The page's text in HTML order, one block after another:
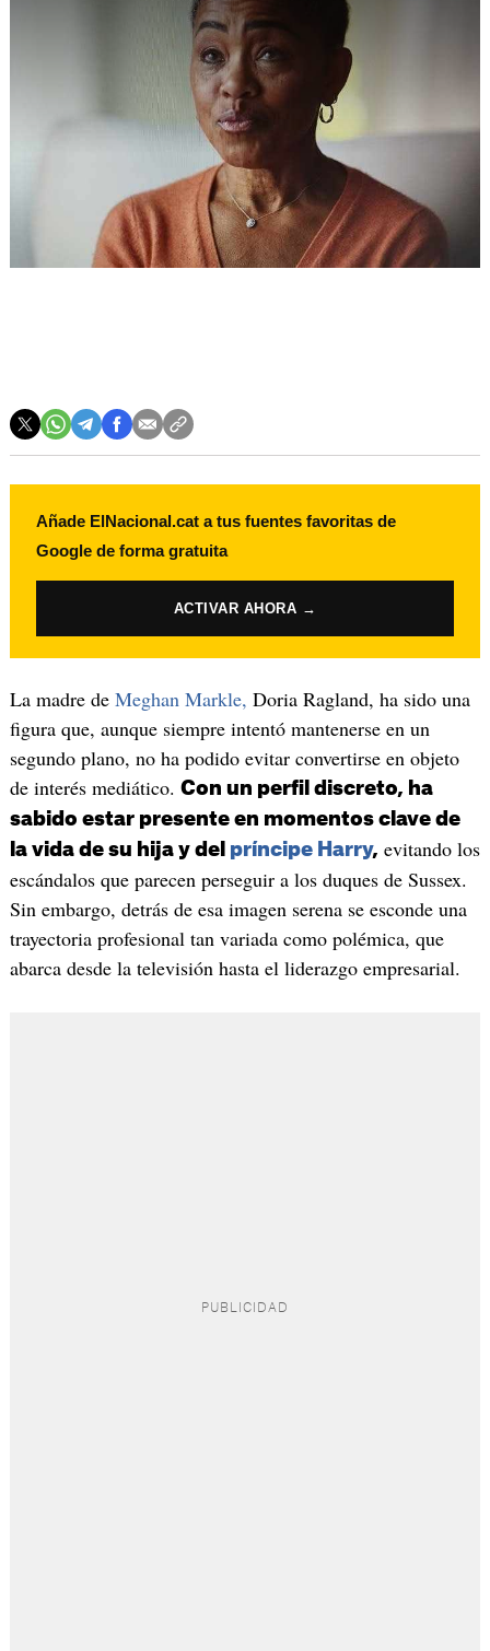
Añade ElNacional.cat a tus fuentes favoritas de
Google de forma gratuita
ACTIVAR AHORA →
La madre de Meghan Markle, Doria Ragland, ha sido una
figura que, aunque siempre intentó mantenerse en un
segundo plano, no ha podido evitar convertirse en objeto
de interés mediático. Con un perfil discreto, ha
sabido estar presente en momentos clave de
la vida de su hija y del príncipe Harry, evitando los
escándalos que parecen perseguir a los duques de Sussex.
Sin embargo, detrás de esa imagen serena se esconde una
trayectoria profesional tan variada como polémica, que
abarca desde la televisión hasta el liderazgo empresarial.